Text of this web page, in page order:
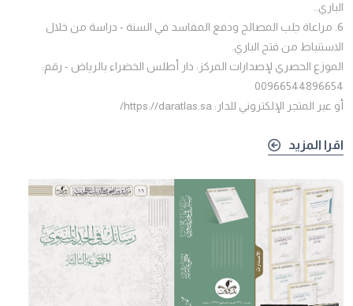
الباري..
6. مراعاة جلب المصالح ودفع المفاسد في السنة - دراسة من خلال
الاستنباط من فتح الباري.
الموزع الحصري لإصدارات المركز: دار أطلس الخضراء بالرياض - رقم:
00966544896654
أو عبر المتجر الإلكتروني للدار: https://daratlas.sa/
اقرا المزيد